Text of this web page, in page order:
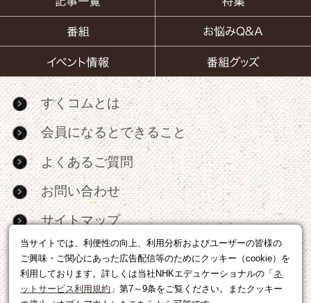
当サイトでは、利便性の向上、利用分析およびユーザーの皆様の
ご興味・ご関心にあった広告配信等のためにクッキー（cookie）を
利用しております。詳しくは当社NHKエデュケーショナルの「 ネ
ットサービス利用規約 」第7～9条をご覧ください。またクッキー
すくコムとは
会員になるとできること
よくあるご質問
お問い合わせ
サイトマップ
RSS
広告出稿・パートナーシップについて